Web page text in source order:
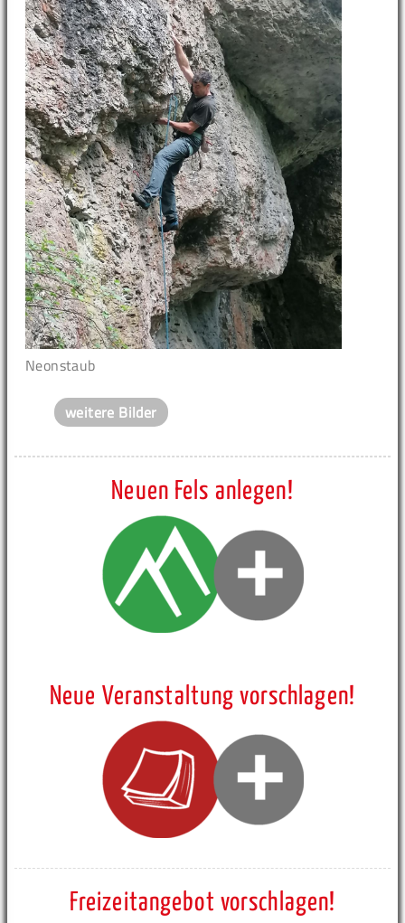
Neonstaub
weitere Bilder
Neuen Fels anlegen!
Neue Veranstaltung vorschlagen!
Freizeitangebot vorschlagen!